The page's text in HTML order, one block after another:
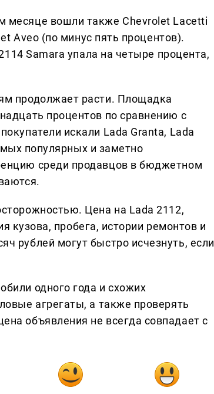
месяце вошли также Chevrolet Lacetti
Aveo (по минус пять процентов).
Samara упала на четыре процента,
продолжает расти. Площадка
процентов по сравнению с
искали Lada Granta, Lada
популярных и заметно
среди продавцов в бюджетном
Цена на Lada 2112,
кузова, пробега, истории ремонтов и
рублей могут быстро исчезнуть, если
одного года и схожих
агрегаты, а также проверять
объявления не всегда совпадает с